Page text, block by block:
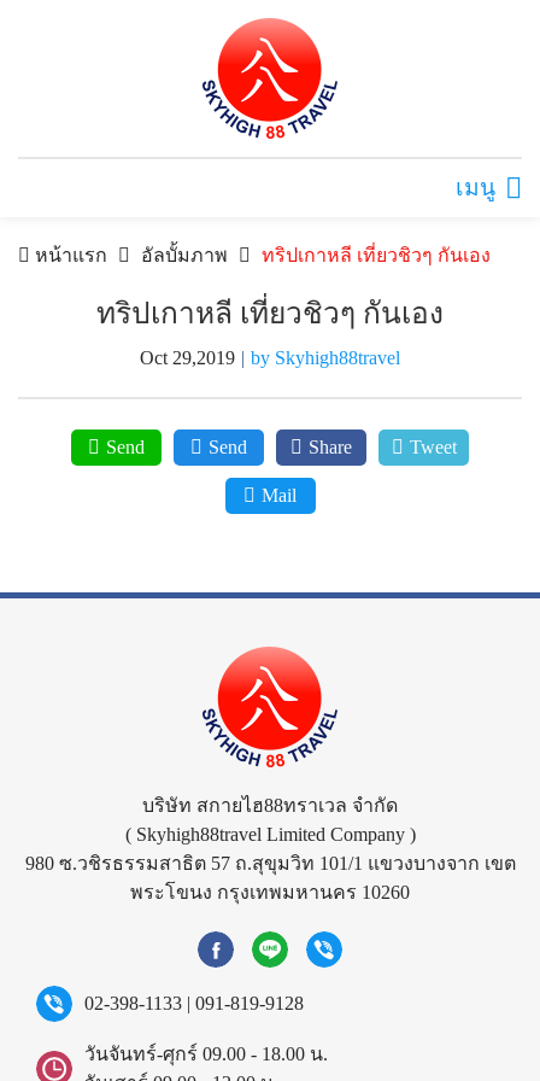
เมนู
หน้าแรก อัลบั้มภาพ ทริปเกาหลี เที่ยวชิวๆ กันเอง
ทริปเกาหลี เที่ยวชิวๆ กันเอง
Oct 29,2019 | by Skyhigh88travel
Send Send Share Tweet
Mail
บริษัท สกายไฮ88ทราเวล จำกัด
( Skyhigh88travel Limited Company )
980 ซ.วชิรธรรมสาธิต 57 ถ.สุขุมวิท 101/1 แขวงบางจาก เขต
พระโขนง กรุงเทพมหานคร 10260
02-398-1133 | 091-819-9128
วันจันทร์-ศุกร์ 09.00 - 18.00 น.